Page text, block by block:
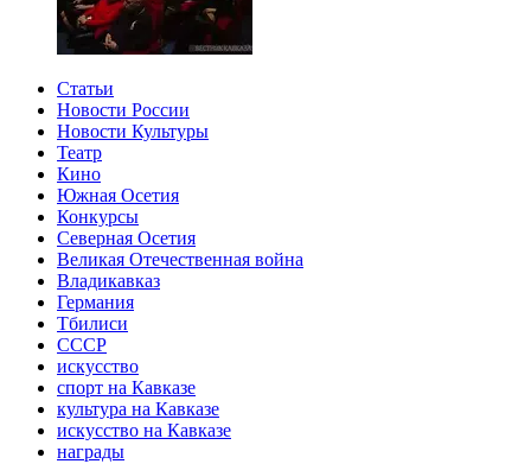
Статьи
Новости России
Новости Культуры
Театр
Кино
Южная Осетия
Конкурсы
Северная Осетия
Великая Отечественная война
Владикавказ
Германия
Тбилиси
СССР
искусство
спорт на Кавказе
культура на Кавказе
искусство на Кавказе
награды